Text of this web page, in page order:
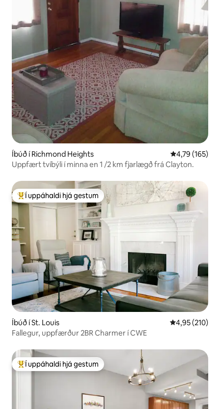
Íbúð í Richmond Heights 4,79 af 5 í
4,79 (165)
Uppfært tvíbýli í minna en 1 /2 km fjarlægð frá Clayton.
Í mestu uppáhaldi hjá gestum
Í uppáhaldi hjá gestum
Íbúð í St. Louis 4,95 af 5 í
4,95 (210)
Fallegur, uppfærður 2BR Charmer í CWE
Í mestu uppáhaldi hjá gestum
Í uppáhaldi hjá gestum